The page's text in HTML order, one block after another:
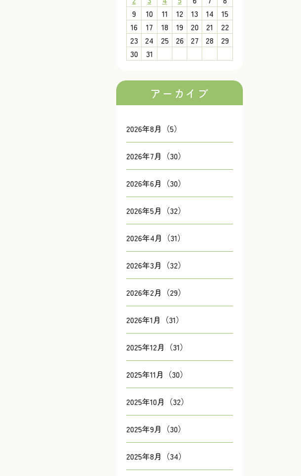
9
10 11 12 13 14
15
16
17 18 19 20 21
22
23
24 25 26 27 28
29
30
31
アーカイブ
2026年8月（5）
2026年7月（30）
2026年6月（30）
2026年5月（32）
2026年4月（31）
2026年3月（32）
2026年2月（29）
2026年1月（31）
2025年12月（31）
2025年11月（30）
2025年10月（32）
2025年9月（30）
2025年8月（34）